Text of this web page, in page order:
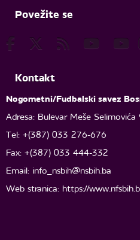
Povežite se
Kontakt
Nogometni/Fudbalski savez
Adresa: Bulevar Meše
Tel: +(387) 033 276-676
Fax: +(387) 033 444-332
Email: info_nsbih@nsbih.ba
Web stranica: https://